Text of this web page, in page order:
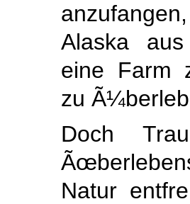
Alaska
eine Farm
zu
Doch
Natur